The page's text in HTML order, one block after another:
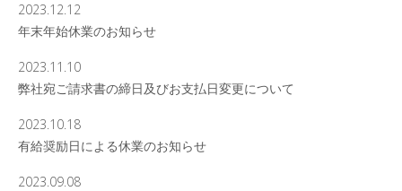
2023.12.12
年末年始休業のお知らせ
2023.11.10
弊社宛ご請求書の締日及びお支払日変更について
2023.10.18
有給奨励日による休業のお知らせ
2023.09.08